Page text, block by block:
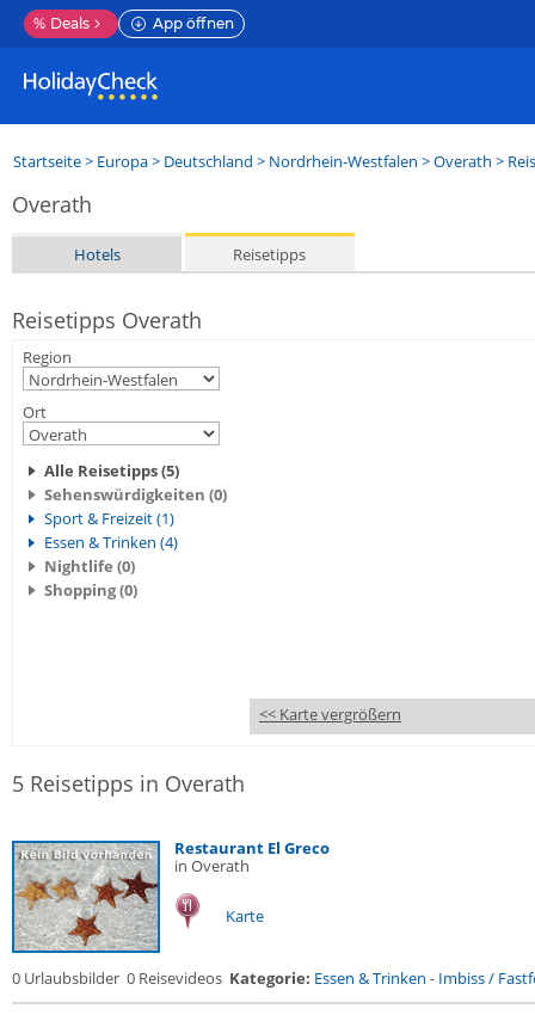
% Deals App öffnen
Startseite> Europa> Deutschland > Nordrhein-Westfalen >Overath >
Overath
Hotels Reisetipps
Reisetipps Overath
Region
Ort
Alle Reisetipps (5)
Sehenswürdigkeiten (0)
Sport & Freizeit (1)
Essen & Trinken (4)
Nightlife (0)
Shopping (0)
<< Karte vergrößern
5 Reisetipps in Overath
Restaurant El Greco
in Overath
Karte
0 Urlaubsbilder 0 Reisevideos Kategorie: Essen & Trinken - Imbiss /